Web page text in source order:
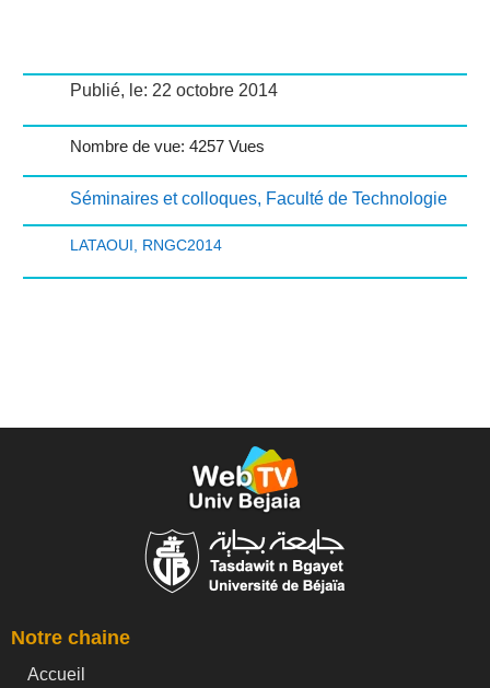
Publié, le: 22 octobre 2014
Nombre de vue: 4257 Vues
Séminaires et colloques, Faculté de Technologie
LATAOUI RNGC2014
Notre chaine
Accueil